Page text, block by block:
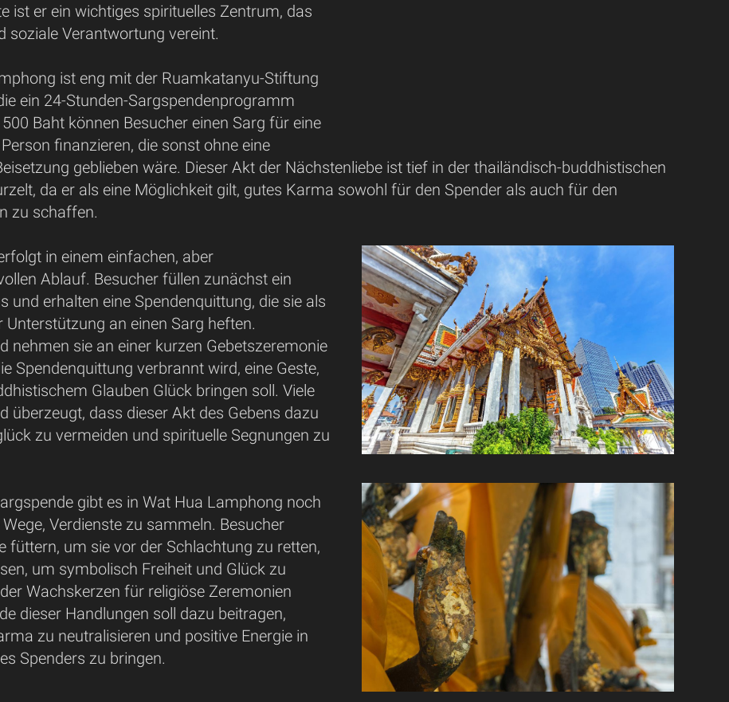
ist er ein wichtiges spirituelles Zentrum, das
soziale Verantwortung vereint.
ist eng mit der Ruamkatanyu-Stiftung
ein 24-Stunden-Sargspendenprogramm
Baht können Besucher einen Sarg für eine
finanzieren, die sonst ohne eine
geblieben wäre. Dieser Akt der Nächstenliebe ist tief in der thailändisch-buddhistischen
da er als eine Möglichkeit gilt, gutes Karma sowohl für den Spender als auch für den
zu schaffen.
in einem einfachen, aber
Ablauf. Besucher füllen zunächst ein
und erhalten eine Spendenquittung, die sie als
Unterstützung an einen Sarg heften.
nehmen sie an einer kurzen Gebetszeremonie
Spendenquittung verbrannt wird, eine Geste,
Glauben Glück bringen soll. Viele
überzeugt, dass dieser Akt des Gebens dazu
zu vermeiden und spirituelle Segnungen zu
gibt es in Wat Hua Lamphong noch
Verdienste zu sammeln. Besucher
füttern, um sie vor der Schlachtung zu retten,
um symbolisch Freiheit und Glück zu
Wachskerzen für religiöse Zeremonien
dieser Handlungen soll dazu beitragen,
zu neutralisieren und positive Energie in
Spenders zu bringen.